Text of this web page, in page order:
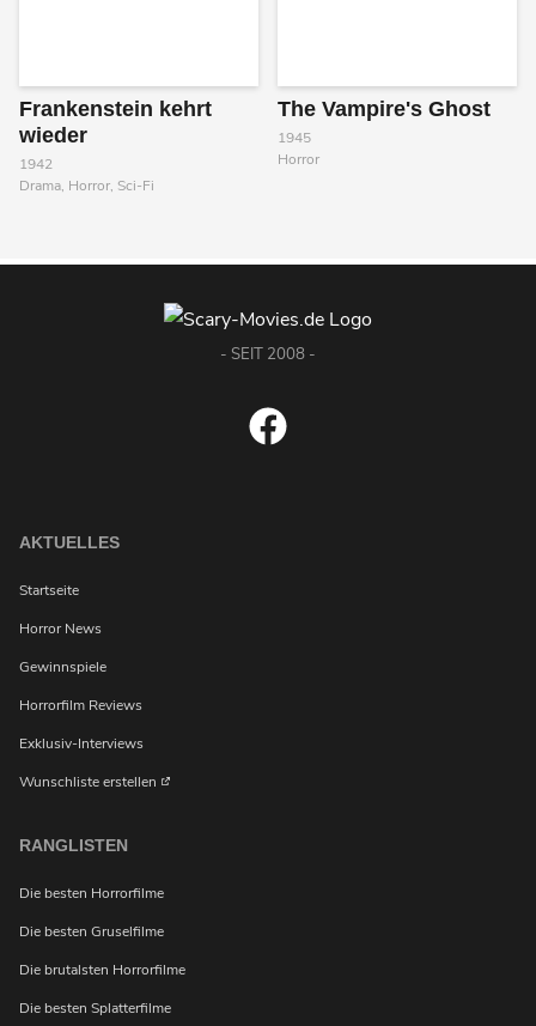
Frankenstein kehrt
wieder
1942
Drama, Horror, Sci-Fi
The Vampire's Ghost
1945
Horror
- SEIT 2008 -
AKTUELLES
Startseite
Horror News
Gewinnspiele
Horrorfilm Reviews
Exklusiv-Interviews
Wunschliste erstellen
RANGLISTEN
Die besten Horrorfilme
Die besten Gruselfilme
Die brutalsten Horrorfilme
Die besten Splatterfilme
Möchtest du bei Neuigkeiten über Horrorfilme von